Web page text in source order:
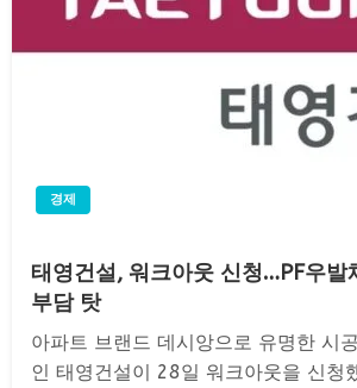
경제
태영건설, 워크아웃 신청…PF우발
부담 탓
아파트 브랜드 데시앙으로 유명한 시
인 태영건설이 28일 워크아웃을 신청